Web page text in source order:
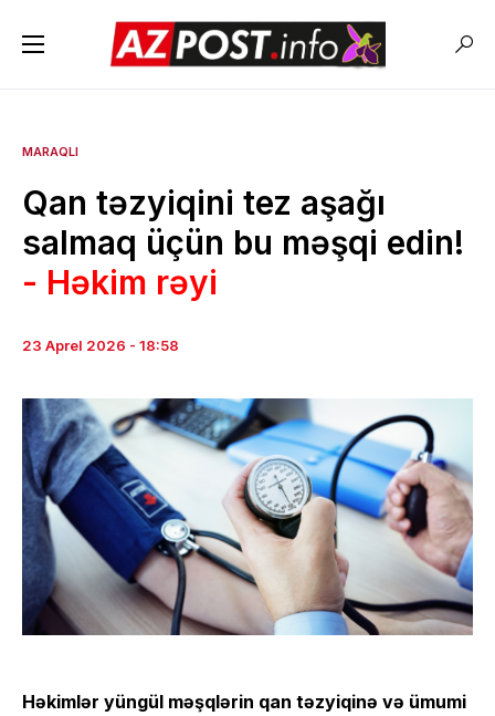
MARAQLI
Qan təzyiqini tez aşağı
salmaq üçün bu məşqi edin!
- Həkim rəyi
23 Aprel 2026 - 18:58
Həkimlər yüngül məşqlərin qan təzyiqinə və ümumi